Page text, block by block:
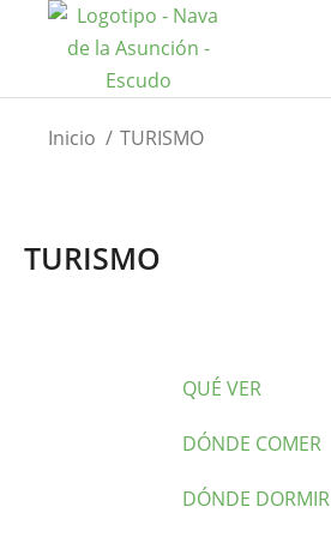
Estás aquí:
Inicio TURISMO
TURISMO
QUÉ VER
DÓNDE COMER
DÓNDE DORMIR